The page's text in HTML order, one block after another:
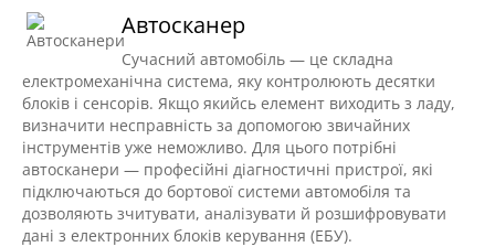
Автосканер
Сучасний автомобіль — це складна
електромеханічна система, яку контролюють десятки
блоків і сенсорів. Якщо якийсь елемент виходить з ладу,
визначити несправність за допомогою звичайних
інструментів уже неможливо. Для цього потрібні
автосканери — професійні діагностичні пристрої, які
підключаються до бортової системи автомобіля та
дозволяють зчитувати, аналізувати й розшифровувати
дані з електронних блоків керування (ЕБУ).